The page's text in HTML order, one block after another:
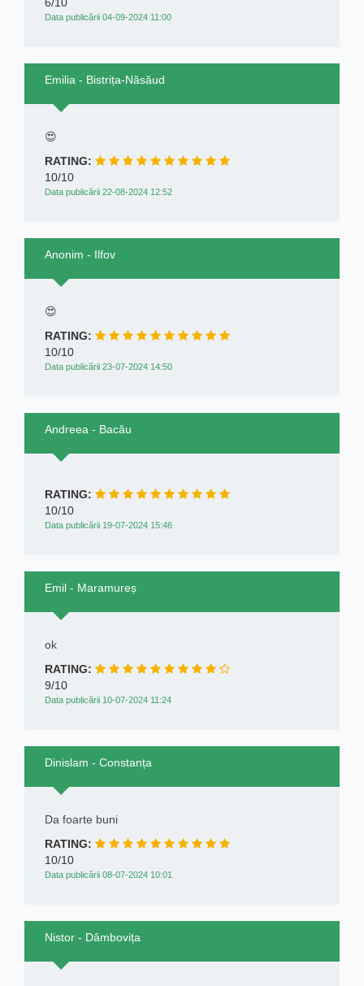
Data publicării 04-09-2024 11:00
Emilia - Bistrița-Năsăud
😍
RATING:
10/10
Data publicării 22-08-2024 12:52
Anonim - Ilfov
😍
RATING:
10/10
Data publicării 23-07-2024 14:50
Andreea - Bacău
RATING:
10/10
Data publicării 19-07-2024 15:46
Emil - Maramureș
ok
RATING:
9/10
Data publicării 10-07-2024 11:24
Dinislam - Constanța
Da foarte buni
RATING:
10/10
Data publicării 08-07-2024 10:01
Nistor - Dâmbovița